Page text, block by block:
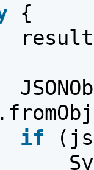
{
if